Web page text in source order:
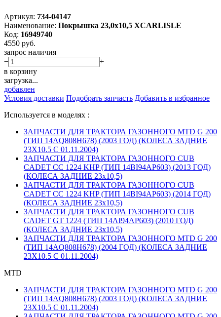
Артикул: 734-04147
Наименование: Покрышка 23,0х10,5 XCARLISLE
Код: 16949740
4550 руб.
запрос наличия
−
+
в корзину
загрузка...
добавлен
Условия доставки Подобрать запчасть Добавить в избранное
Используется в моделях :
ЗАПЧАСТИ ДЛЯ ТРАКТОРА ГАЗОННОГО MTD G 200
(ТИП 14AQ808H678) (2003 ГОД) (КОЛЕСА ЗАДНИЕ
23X10.5 С 01.11.2004)
ЗАПЧАСТИ ДЛЯ ТРАКТОРА ГАЗОННОГО CUB
CADET CC 1224 KHP (ТИП 14BI94AP603) (2013 ГОД)
(КОЛЕСА ЗАДНИЕ 23х10,5)
ЗАПЧАСТИ ДЛЯ ТРАКТОРА ГАЗОННОГО CUB
CADET CC 1224 KHP (ТИП 14BI94AP603) (2014 ГОД)
(КОЛЕСА ЗАДНИЕ 23х10,5)
ЗАПЧАСТИ ДЛЯ ТРАКТОРА ГАЗОННОГО CUB
CADET GT 1224 (ТИП 14AI94AP603) (2010 ГОД)
(КОЛЕСА ЗАДНИЕ 23х10,5)
ЗАПЧАСТИ ДЛЯ ТРАКТОРА ГАЗОННОГО MTD G 200
(ТИП 14AQ808H678) (2004 ГОД) (КОЛЕСА ЗАДНИЕ
23X10.5 С 01.11.2004)
MTD
ЗАПЧАСТИ ДЛЯ ТРАКТОРА ГАЗОННОГО MTD G 200
(ТИП 14AQ808H678) (2003 ГОД) (КОЛЕСА ЗАДНИЕ
23X10.5 С 01.11.2004)